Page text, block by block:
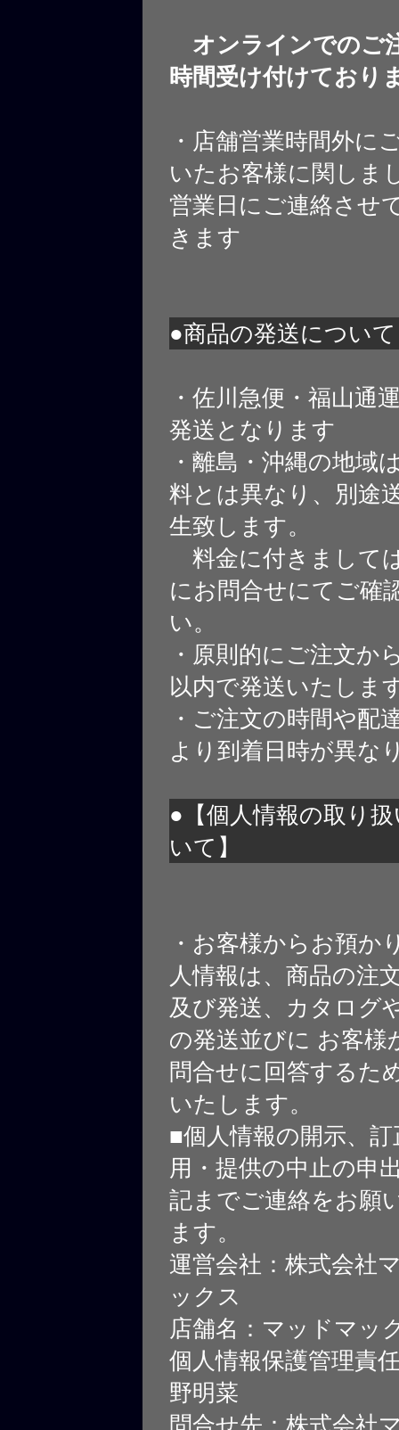
オンラインでのご
時間受け付けており
・店舗営業時間外に
いたお客様に関しま
営業日にご連絡させ
きます
●商品の発送について
・佐川急便・福山通
発送となります
・離島・沖縄の地域
料とは異なり、別途
生致します。
料金に付きまして
にお問合せにてご確
い。
・原則的にご注文か
以内で発送いたしま
・ご注文の時間や配
より到着日時が異な
●【個人情報の取り
いて】
・お客様からお預か
人情報は、商品の注
及び発送、カタログ
の発送並びに お客様
問合せに回答するた
いたします。
■個人情報の開示、
用・提供の中止の申
記までご連絡をお願
ます。
運営会社：株式会社
ックス
店舗名：マッドマッ
個人情報保護管理責
野明菜
問合せ先：株式会社